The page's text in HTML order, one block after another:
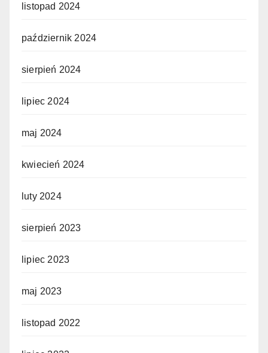
listopad 2024
październik 2024
sierpień 2024
lipiec 2024
maj 2024
kwiecień 2024
luty 2024
sierpień 2023
lipiec 2023
maj 2023
listopad 2022